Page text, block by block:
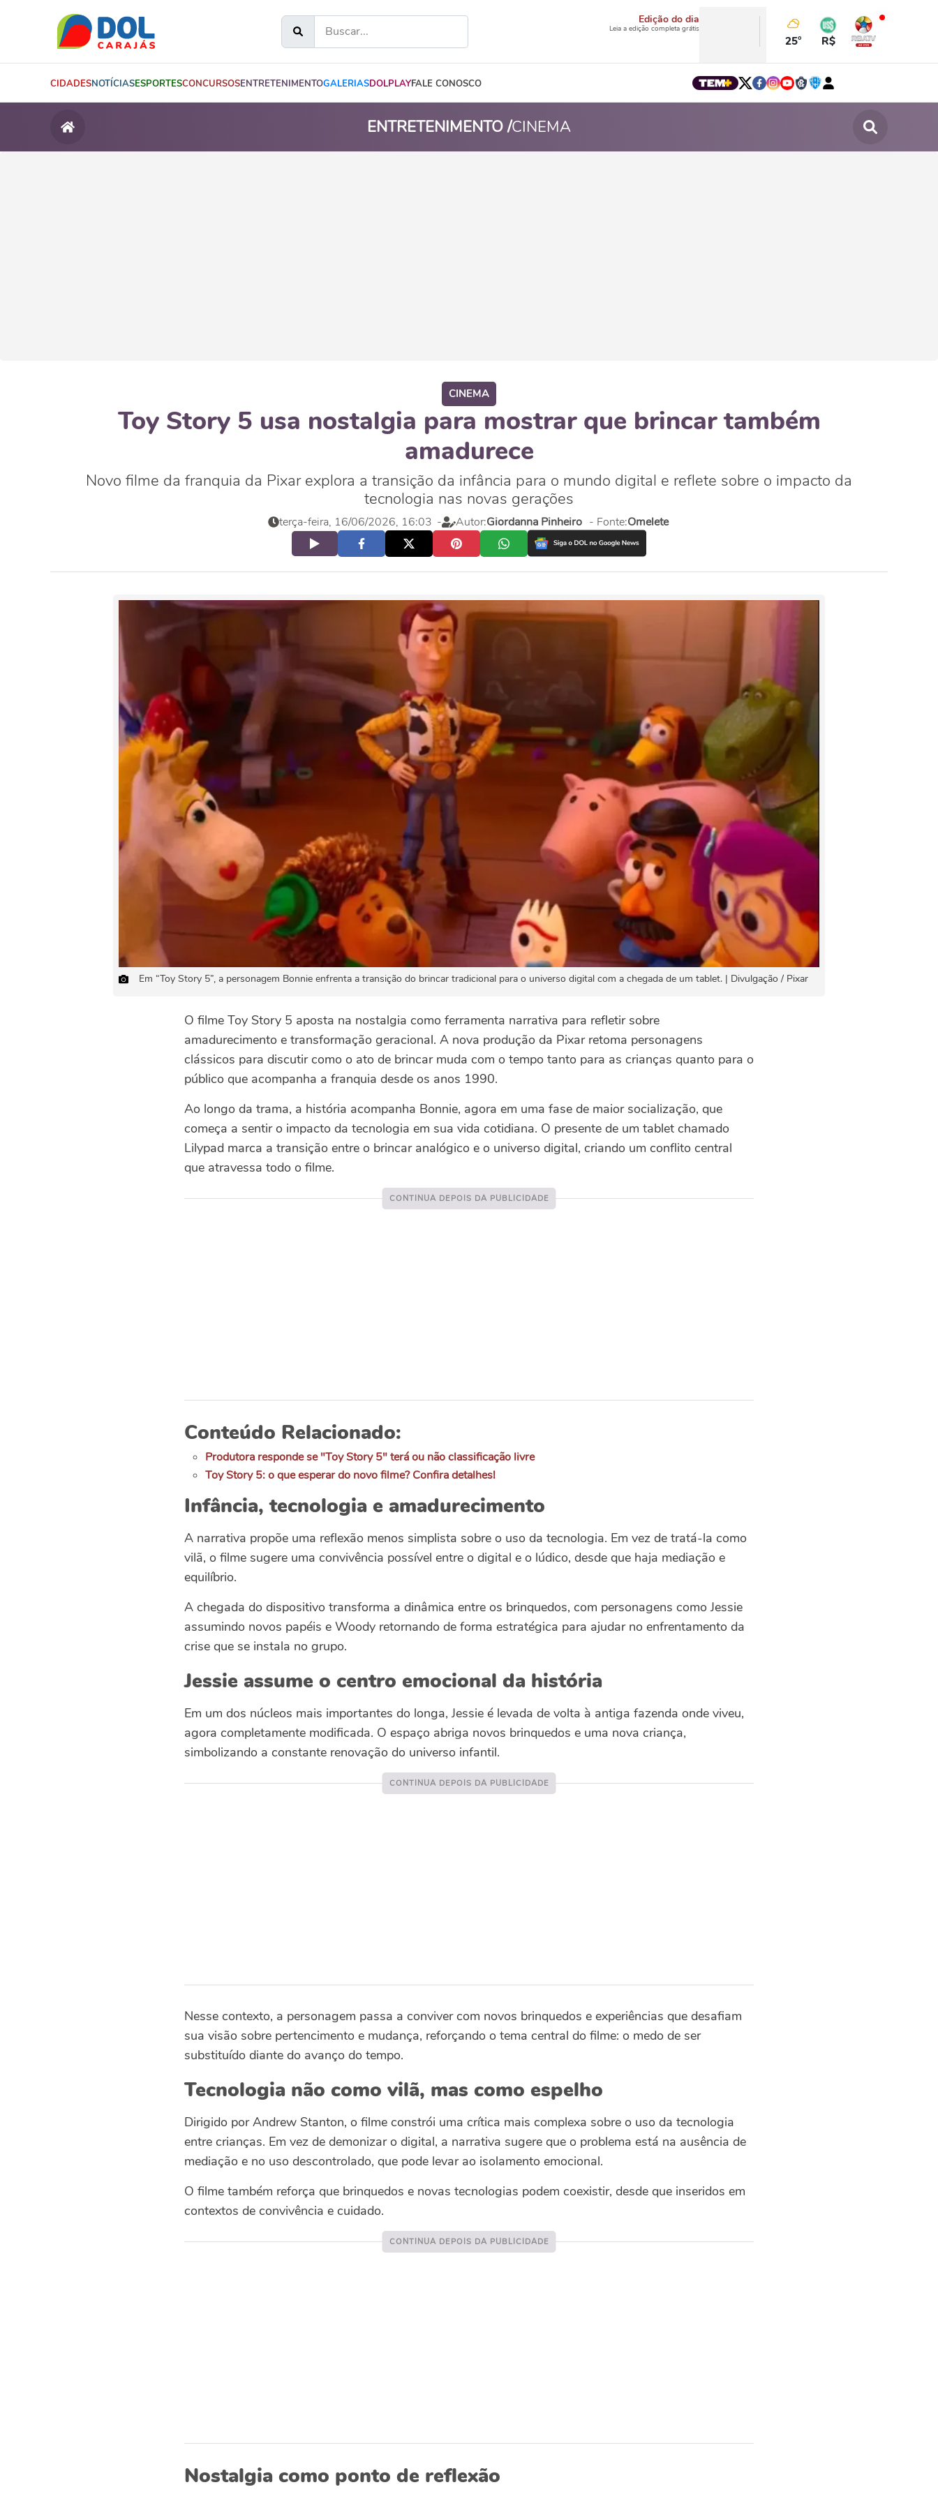
Edição do dia
Leia a edição completa grátis
25° R$
CIDADESNOTÍCIASESPORTESCONCURSOSENTRETENIMENTOGALERIASDOLPLAYFALE CONOSCO
ENTRETENIMENTO /CINEMA
CINEMA
Toy Story 5 usa nostalgia para mostrar que brincar também
amadurece
Novo filme da franquia da Pixar explora a transição da infância para o mundo digital e reflete sobre o impacto da
tecnologia nas novas gerações
terça-feira, 16/06/2026, 16:03 - Autor:Giordanna Pinheiro - Fonte:Omelete
Em “Toy Story 5”, a personagem Bonnie enfrenta a transição do brincar tradicional para o universo digital com a chegada de um tablet. | Divulgação / Pixar
O filme Toy Story 5 aposta na nostalgia como ferramenta narrativa para refletir sobre
amadurecimento e transformação geracional. A nova produção da Pixar retoma personagens
clássicos para discutir como o ato de brincar muda com o tempo tanto para as crianças quanto para o
público que acompanha a franquia desde os anos 1990.
Ao longo da trama, a história acompanha Bonnie, agora em uma fase de maior socialização, que
começa a sentir o impacto da tecnologia em sua vida cotidiana. O presente de um tablet chamado
Lilypad marca a transição entre o brincar analógico e o universo digital, criando um conflito central
que atravessa todo o filme.
Conteúdo Relacionado:
Produtora responde se "Toy Story 5" terá ou não classificação livre
Toy Story 5: o que esperar do novo filme? Confira detalhes!
Infância, tecnologia e amadurecimento
A narrativa propõe uma reflexão menos simplista sobre o uso da tecnologia. Em vez de tratá-la como
vilã, o filme sugere uma convivência possível entre o digital e o lúdico, desde que haja mediação e
equilíbrio.
A chegada do dispositivo transforma a dinâmica entre os brinquedos, com personagens como Jessie
assumindo novos papéis e Woody retornando de forma estratégica para ajudar no enfrentamento da
crise que se instala no grupo.
Jessie assume o centro emocional da história
Em um dos núcleos mais importantes do longa, Jessie é levada de volta à antiga fazenda onde viveu,
agora completamente modificada. O espaço abriga novos brinquedos e uma nova criança,
simbolizando a constante renovação do universo infantil.
Nesse contexto, a personagem passa a conviver com novos brinquedos e experiências que desafiam
sua visão sobre pertencimento e mudança, reforçando o tema central do filme: o medo de ser
substituído diante do avanço do tempo.
Tecnologia não como vilã, mas como espelho
Dirigido por Andrew Stanton, o filme constrói uma crítica mais complexa sobre o uso da tecnologia
entre crianças. Em vez de demonizar o digital, a narrativa sugere que o problema está na ausência de
mediação e no uso descontrolado, que pode levar ao isolamento emocional.
O filme também reforça que brinquedos e novas tecnologias podem coexistir, desde que inseridos em
contextos de convivência e cuidado.
Nostalgia como ponto de reflexão